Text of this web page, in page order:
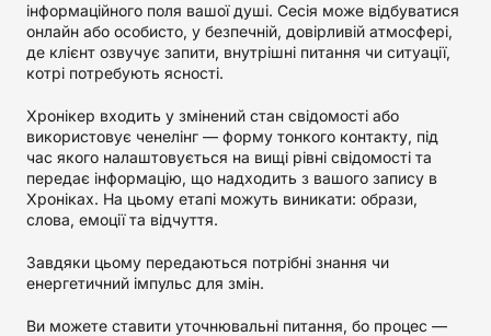
інформаційного поля вашої душі. Сесія може відбуватися
онлайн або особисто, у безпечній, довірливій атмосфері,
де клієнт озвучує запити, внутрішні питання чи ситуації,
котрі потребують ясності.
Хронікер входить у змінений стан свідомості або
використовує ченелінг — форму тонкого контакту, під
час якого налаштовується на вищі рівні свідомості та
передає інформацію, що надходить з вашого запису в
Хроніках. На цьому етапі можуть виникати: образи,
слова, емоції та відчуття.
Завдяки цьому передаються потрібні знання чи
енергетичний імпульс для змін.
Ви можете ставити уточнювальні питання, бо процес —